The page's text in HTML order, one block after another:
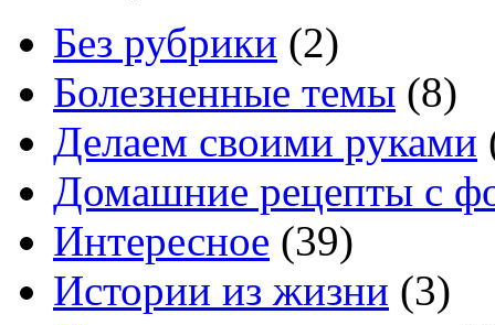
Без рубрики (2)
Болезненные темы (8)
Делаем своими руками
Домашние рецепты с
Интересное (39)
Истории из жизни (3)